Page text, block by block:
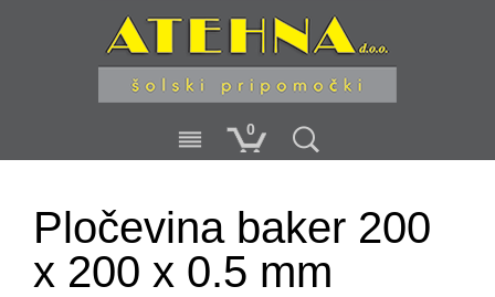
0
Pločevina baker 200
x 200 x 0.5 mm